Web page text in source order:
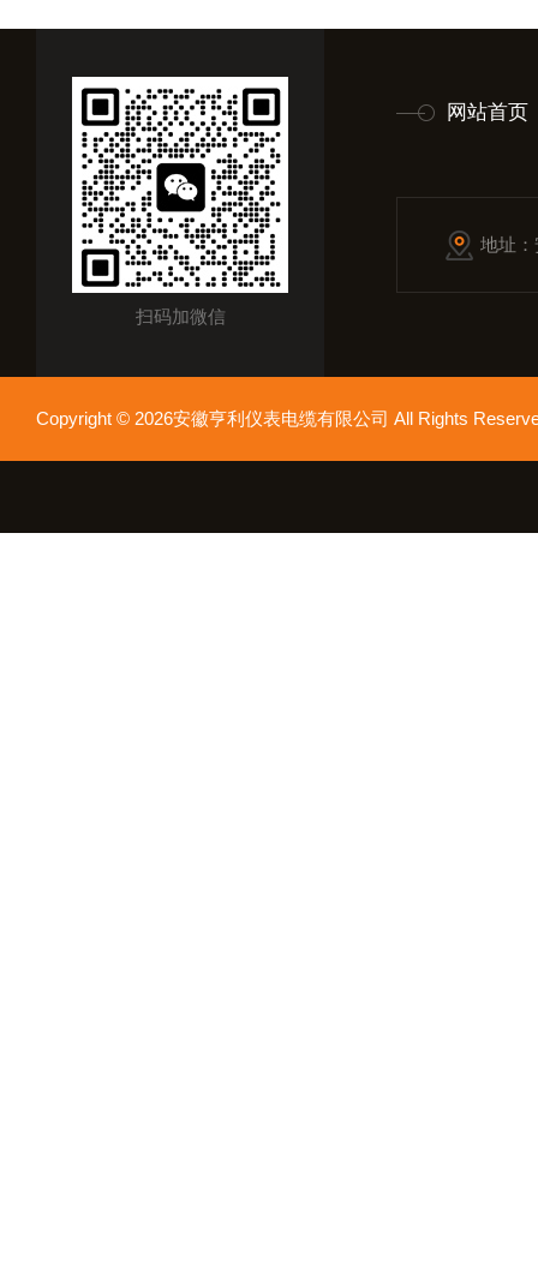
扫码加微信
网站首页
地址
Copyright © 2026安徽亨利仪表电缆有限公司 All Rights